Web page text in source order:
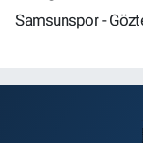
Samsunspor -